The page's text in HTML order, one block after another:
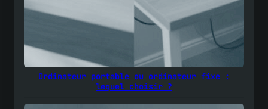
Ordinateur portable ou ordinateur fixe :
lequel choisir ?